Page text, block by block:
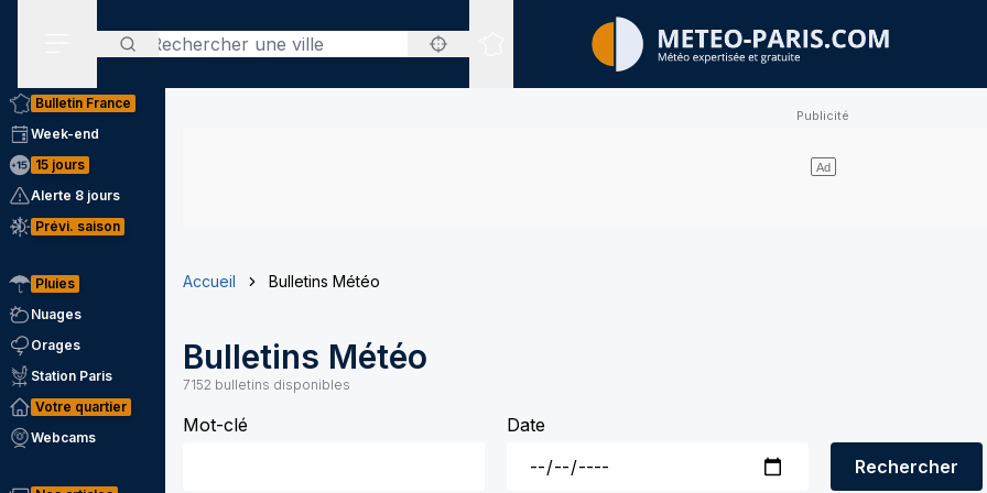
Rechercher
Sites expertisés
Bulletin France
Week-end
15 jours
Alerte 8 jours
Prévi. saison
Pluies
Nuages
Orages
Station Paris
Votre quartier
Webcams
Accueil Bulletins Météo
Bulletins Météo
7152 bulletins disponibles
Mot-clé
Date
Rechercher